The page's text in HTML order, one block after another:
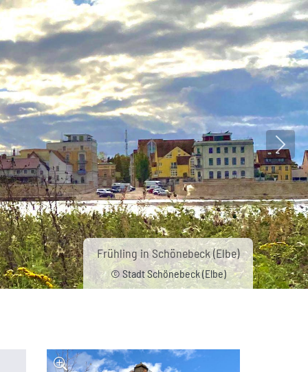
Frühling in Schönebeck (Elbe)
© Stadt Schönebeck (Elbe)